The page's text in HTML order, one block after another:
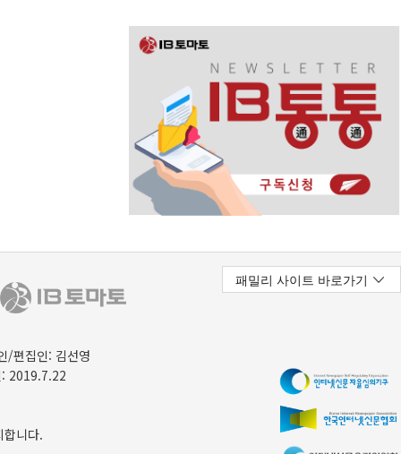
/편집인: 김선영
2019.7.22
니다.